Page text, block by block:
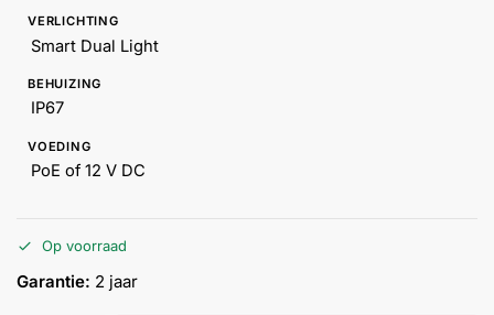
VERLICHTING
Smart Dual Light
BEHUIZING
IP67
VOEDING
PoE of 12 V DC
Op voorraad
Garantie: 2 jaar